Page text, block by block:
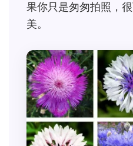
果你只是匆匆拍照，
美。